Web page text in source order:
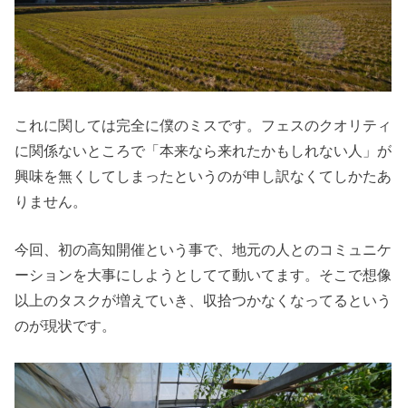
これに関しては完全に僕のミスです。フェスのクオリティ
に関係ないところで「本来なら来れたかもしれない人」が
興味を無くしてしまったというのが申し訳なくてしかたあ
りません。
今回、初の高知開催という事で、地元の人とのコミュニケ
ーションを大事にしようとしてて動いてます。そこで想像
以上のタスクが増えていき、収拾つかなくなってるという
のが現状です。